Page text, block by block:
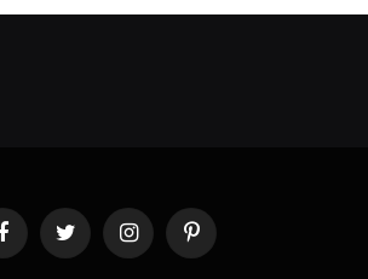
FacebookTwitter InstagramPinterest